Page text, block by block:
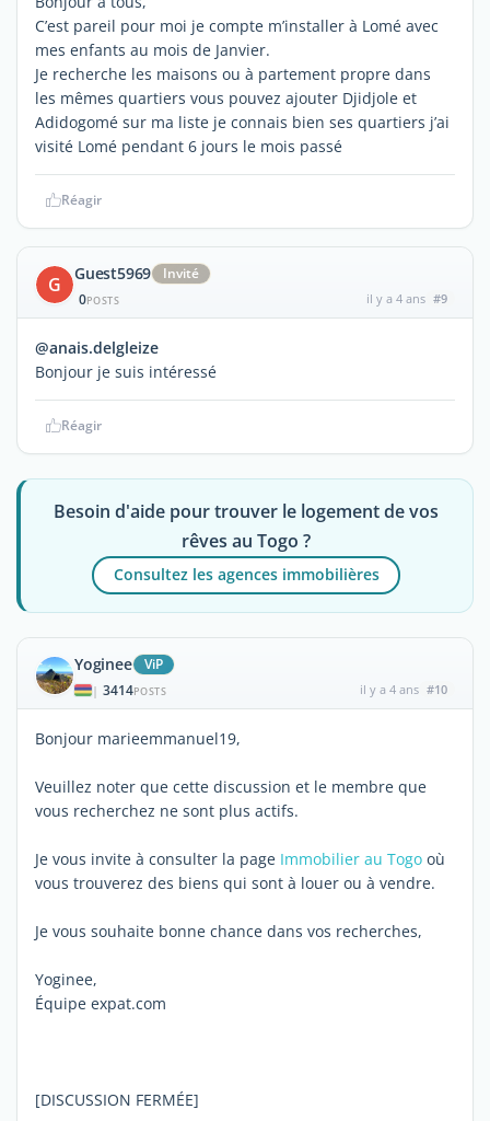
C’est pareil pour moi je compte m’installer à Lomé avec
mes enfants au mois de Janvier.
Je recherche les maisons ou à partement propre dans
les mêmes quartiers vous pouvez ajouter Djidjole et
Adidogomé sur ma liste je connais bien ses quartiers j’ai
visité Lomé pendant 6 jours le mois passé
Réagir
G Guest5969
Invité
0POSTS il y a 4 ans #9
@anais.delgleize
Bonjour je suis intéressé
Réagir
Besoin d'aide pour trouver le logement de vos
rêves au Togo ?
Consultez les agences immobilières
Yoginee ViP
| 3414POSTS il y a 4 ans #10
Bonjour marieemmanuel19,
Veuillez noter que cette discussion et le membre que
vous recherchez ne sont plus actifs.
Je vous invite à consulter la page Immobilier au Togo où
vous trouverez des biens qui sont à louer ou à vendre.
Je vous souhaite bonne chance dans vos recherches,
Yoginee,
Équipe expat.com
[DISCUSSION FERMÉE]